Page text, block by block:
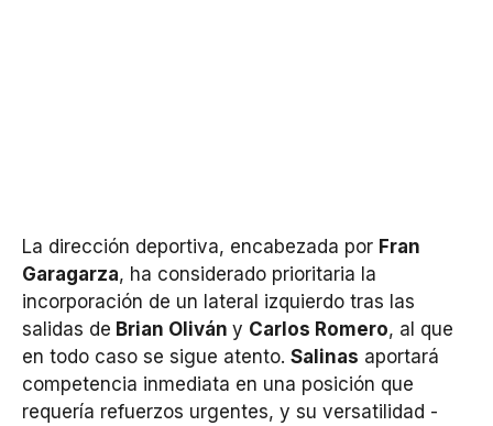
La dirección deportiva, encabezada por Fran
Garagarza, ha considerado prioritaria la
incorporación de un lateral izquierdo tras las
salidas de Brian Oliván y Carlos Romero, al que
en todo caso se sigue atento. Salinas aportará
competencia inmediata en una posición que
requería refuerzos urgentes, y su versatilidad -